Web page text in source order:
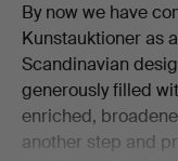
By now we have
Kunstauktioner as
Scandinavian
generously filled
enriched,
another step and